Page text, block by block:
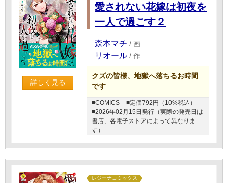
詳しく見る
愛されない花嫁は初夜を
一人で過ごす２
森本マチ / 画
リオール / 作
クズの皆様、地獄へ落ちるお時間
です
■COMICS
■定価792円（10%税込）
■2026年02月15日発行（実際の発売日は
書店、各電子ストアによって異なりま
す）
レジーナコミックス